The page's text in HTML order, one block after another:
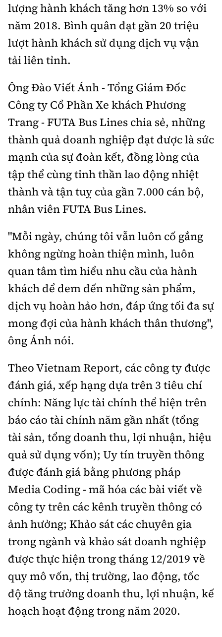
lượng hành khách tăng hơn 13% so với
năm 2018. Bình quân đạt gần 20 triệu
lượt hành khách sử dụng dịch vụ vận
tải liên tỉnh.
Ông Đào Viết Ánh - Tổng Giám Đốc
Công ty Cổ Phần Xe khách Phương
Trang - FUTA Bus Lines chia sẻ, những
thành quả doanh nghiệp đạt được là sức
mạnh của sự đoàn kết, đồng lòng của
tập thể cùng tinh thần lao động nhiệt
thành và tận tuỵ của gần 7.000 cán bộ,
nhân viên FUTA Bus Lines.
"Mỗi ngày, chúng tôi vẫn luôn cố gắng
không ngừng hoàn thiện mình, luôn
quan tâm tìm hiểu nhu cầu của hành
khách để đem đến những sản phẩm,
dịch vụ hoàn hảo hơn, đáp ứng tối đa sự
mong đợi của hành khách thân thương",
ông Ánh nói.
Theo Vietnam Report, các công ty được
đánh giá, xếp hạng dựa trên 3 tiêu chí
chính: Năng lực tài chính thể hiện trên
báo cáo tài chính năm gần nhất (tổng
tài sản, tổng doanh thu, lợi nhuận, hiệu
quả sử dụng vốn); Uy tín truyền thông
được đánh giá bằng phương pháp
Media Coding - mã hóa các bài viết về
công ty trên các kênh truyền thông có
ảnh hưởng; Khảo sát các chuyên gia
trong ngành và khảo sát doanh nghiệp
được thực hiện trong tháng 12/2019 về
quy mô vốn, thị trường, lao động, tốc
độ tăng trưởng doanh thu, lợi nhuận, kế
hoạch hoạt động trong năm 2020.